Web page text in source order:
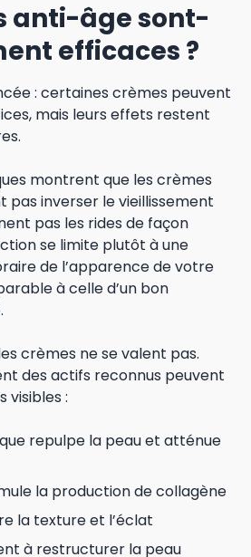
anti-âge sont-
efficaces ?
: certaines crèmes peuvent
mais leurs effets restent
montrent que les crèmes
pas inverser le vieillissement
pas les rides de façon
se limite plutôt à une
de l’apparence de votre
à celle d’un bon
crèmes ne se valent pas.
des actifs reconnus peuvent
visibles :
repulpe la peau et atténue
la production de collagène
la texture et l’éclat
à restructurer la peau